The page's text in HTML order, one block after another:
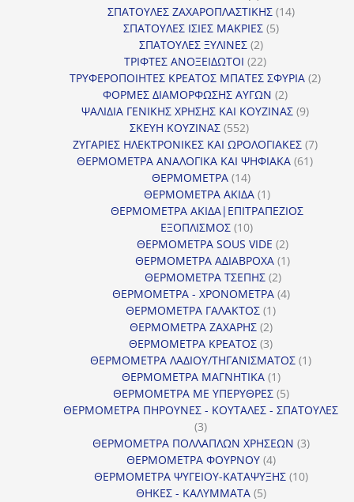
προϊόντα
ΣΠΑΤΟΥΛΕΣ ΖΑΧΑΡΟΠΛΑΣΤΙΚΗΣ 1414
ΣΠΑΤΟΥΛΕΣ ΙΣΙΕΣ ΜΑΚΡΙΕΣ 55
ΣΠΑΤΟΥΛΕΣ ΞΥΛΙΝΕΣ 22
προϊόντα
ΤΡΙΦΤΕΣ ΑΝΟΞΕΙΔΩΤΟΙ 2222
προϊόντα
ΤΡΥΦΕΡΟΠΟΙΗΤΕΣ ΚΡΕΑΤΟΣ ΜΠΑΤΕΣ ΣΦΥΡΙΑ 22
ΦΟΡΜΕΣ ΔΙΑΜΟΡΦΩΣΗΣ ΑΥΓΩΝ 22
προϊόντα
ΨΑΛΙΔΙΑ ΓΕΝΙΚΗΣ ΧΡΗΣΗΣ ΚΑΙ ΚΟΥΖΙΝΑΣ 99
ΣΚΕΥΗ ΚΟΥΖΙΝΑΣ 552552
προϊόντα
ΖΥΓΑΡΙΕΣ ΗΛΕΚΤΡΟΝΙΚΕΣ ΚΑΙ ΩΡΟΛΟΓΙΑΚΕΣ 77
ΘΕΡΜΟΜΕΤΡΑ ΑΝΑΛΟΓΙΚΑ ΚΑΙ ΨΗΦΙΑΚΑ 6161
ΘΕΡΜΟΜΕΤΡΑ 1414
προϊόντα
ΘΕΡΜΟΜΕΤΡΑ ΑΚΙΔΑ 11
προϊόν
ΘΕΡΜΟΜΕΤΡΑ ΑΚΙΔΑ|ΕΠΙΤΡΑΠΕΖΙΟΣ
ΕΞΟΠΛΙΣΜΟΣ 1010
προϊόντα
ΘΕΡΜΟΜΕΤΡΑ SOUS VIDE 22
προϊόντα
ΘΕΡΜΟΜΕΤΡΑ ΑΔΙΑΒΡΟΧΑ 11
ΘΕΡΜΟΜΕΤΡΑ ΤΣΕΠΗΣ 22
προϊόντα
ΘΕΡΜΟΜΕΤΡΑ - ΧΡΟΝΟΜΕΤΡΑ 44
ΘΕΡΜΟΜΕΤΡΑ ΓΑΛΑΚΤΟΣ 11
προϊόν
ΘΕΡΜΟΜΕΤΡΑ ΖΑΧΑΡΗΣ 22
προϊόντα
ΘΕΡΜΟΜΕΤΡΑ ΚΡΕΑΤΟΣ 33
προϊόντα
ΘΕΡΜΟΜΕΤΡΑ ΛΑΔΙΟΥ/ΤΗΓΑΝΙΣΜΑΤΟΣ 11
ΘΕΡΜΟΜΕΤΡΑ ΜΑΓΝΗΤΙΚΑ 11
προϊόν
ΘΕΡΜΟΜΕΤΡΑ ΜΕ ΥΠΕΡΥΘΡΕΣ 55
προϊόντα
ΘΕΡΜΟΜΕΤΡΑ ΠΗΡΟΥΝΕΣ - ΚΟΥΤΑΛΕΣ - ΣΠΑΤΟΥΛΕΣ
33
προϊόντα
ΘΕΡΜΟΜΕΤΡΑ ΠΟΛΛΑΠΛΩΝ ΧΡΗΣΕΩΝ 33
ΘΕΡΜΟΜΕΤΡΑ ΦΟΥΡΝΟΥ 44
προϊόντα
ΘΕΡΜΟΜΕΤΡΑ ΨΥΓΕΙΟΥ-ΚΑΤΑΨΥΞΗΣ 1010
ΘΗΚΕΣ - ΚΑΛΥΜΜΑΤΑ 55